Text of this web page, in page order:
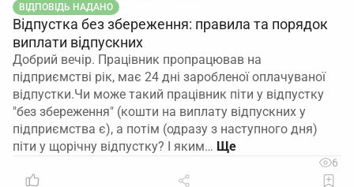
ВІДПОВІДЬ НАДАНО
Відпустка без збереження: правила та порядок
виплати відпускних
Добрий вечір. Працівник пропрацював на
підприємстві рік, має 24 дні заробленої оплачуваної
відпустки.Чи може такий працівник піти у відпустку
"без збереження" (кошти на виплату відпускних у
підприємства є), а потім (одразу з наступного дня)
піти у щорічну відпустку? І яким…
6